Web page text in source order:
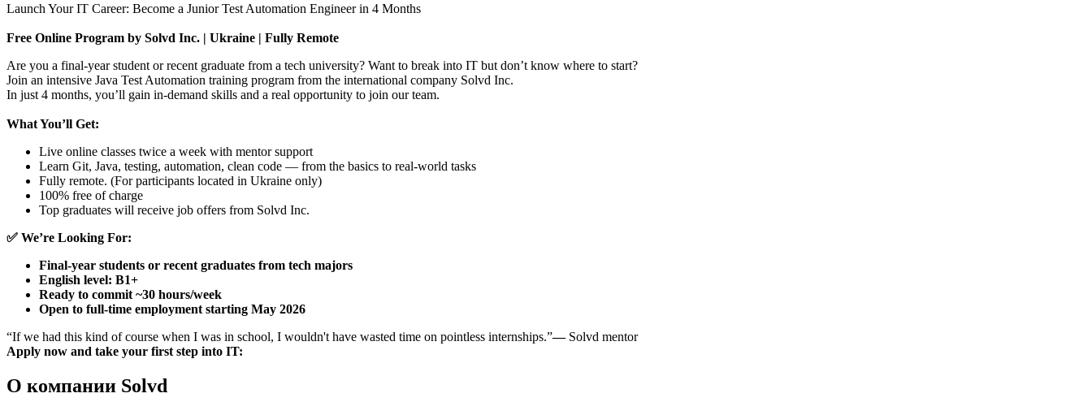
Launch Your IT Career: Become a Junior Test Automation Engineer in 4 Months
Free Online Program by Solvd Inc. | Ukraine | Fully Remote
Are you a final-year student or recent graduate from a tech university? Want to break into IT but don’t know where to start?
Join an intensive Java Test Automation training program from the international company Solvd Inc.
In just 4 months, you’ll gain in-demand skills and a real opportunity to join our team.
What You’ll Get:
Live online classes twice a week with mentor support
Learn Git, Java, testing, automation, clean code — from the basics to real-world tasks
Fully remote. (For participants located in Ukraine only)
100% free of charge
Top graduates will receive job offers from Solvd Inc.
✅ We’re Looking For:
Final-year students or recent graduates from tech majors
English level: B1+
Ready to commit ~30 hours/week
Open to full-time employment starting May 2026
“If we had this kind of course when I was in school, I wouldn't have wasted time on pointless internships.”— Solvd mentor
Apply now and take your first step into IT:
О компании Solvd